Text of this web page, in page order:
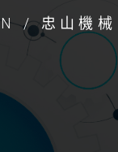
/ 忠山機械